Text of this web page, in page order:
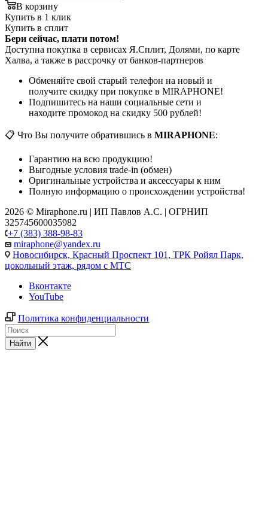
В корзину
Купить в 1 клик
Купить в сплит
Бери сейчас, плати потом!
Доступна покупка в сервисах Я.Сплит, Долями, по карте
Халва, а также в рассрочку от банков-партнеров
Обменяйте свой старый телефон на новый и
получите скидку при покупке в MIRAPHONE!
Подпишитесь на наши социальные сети и
находите промокод на скидку 500 рублей!
📋 Что Вы получите обратившись в MIRAPHONE:
Гарантию на всю продукцию!
Выгодные условия trade-in (обмен)
Оригинальные устройства и аксессуары к ним
Полную информацию о происхождении устройства!
2026 © Miraphone.ru | ИП Павлов А.С. | ОГРНИП
325745600035982
+7 (383) 388-98-83
miraphone@yandex.ru
Новосибирск, Красный Проспект 101, ТРК Ройял Парк,
цокольный этаж, рядом с МТС
Вконтакте
YouTube
Политика конфиденциальности
Найти